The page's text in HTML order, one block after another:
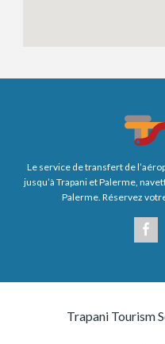
Le service de transfert de
jusqu’à Trapani et Palerme,
Palerme. Réservez
Trapani Tourism